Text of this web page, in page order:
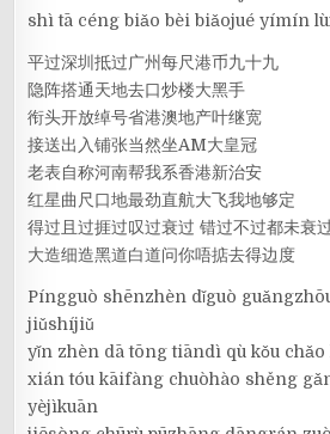
shì tā céng biǎo bèi biǎojué yímín
平过深圳抵过广州每尺港币九十九
隐阵搭通天地去口炒楼大黑手
衔头开放绰号省港澳地产叶继宽
接送出入铺张当然坐AM大皇冠
老表自称河南帮我系香港新治安
红星曲尺口地最劲直航大飞我地够定
得过且过捱过叹过衰过 错过不过都未衰
大造细造黑道白道问你唔掂去得边度
Píngguò shēnzhèn dǐguò
jiǔshíjiǔ
yǐn zhèn dā tōng tiāndì qù kǒu chǎo
xián tóu kāifàng chuòhào shěng
yèjìkuān